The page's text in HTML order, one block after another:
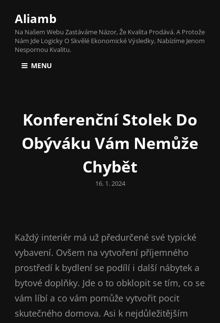
Aliamb
Na Našem Webu Zastáváme Názor, Že Kvalita Prodává. A Protože
Nám Jde Logicky O Skvělé Ekonomické Výsledky, Nabízíme Jenom
Nespornou Kvalitu.
MENU
Konferenční Stolek Do
Obýváku Vám Nemůže
Chybět
Posted
16. 1. 2024
Každý interiér má už předurčené své typické
vybavení. Ovšem na vytvoření příjemného
prostředí k bydlení se podílí i další nábytek a
bytové doplňky. Jde o to obklopit se tím, co se
vám líbí a co vám pomůže vytvořit pocit
skutečného domova. Asi k nejdůležitějším